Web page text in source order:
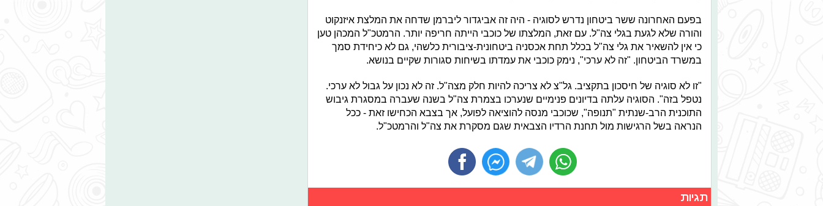
בפעם האחרונה ששר ביטחון נדרש לסוגיה - היה זה אביגדור ליברמן שדחה את המלצת איזנקוט
והורה שלא לגעת בגלי צה"ל. עם זאת, המלצתו של כוכבי הייתה חריפה יותר. הרמטכ"ל המכהן טען
כי אין להשאיר את גלי צה"ל בכלל תחת אכסניה ביטחונית-ציבורית כלשהי, גם לא כיחידת סמך
במשרד הביטחון. "זה לא ערכי", נימק כוכבי את עמדתו בשיחות סגורות שקיים בנושא.
"זו לא סוגיה של חיסכון בתקציב. גל"צ לא צריכה להיות חלק מצה"ל. זה לא נכון על גבול לא ערכי.
נטפל בזה". הסוגיה עלתה בדיונים פנימיים שנערכו בצמרת צה"ל בשנה שעברה במסגרת גיבוש
התוכנית הרב-שנתית "תנופה", שכוכבי מנסה להוציאה לפועל, אך בצבא הכחישו זאת - ככל
הנראה בשל הרגישות מול תחנת הרדיו הצבאית שגם מסקרת את צה"ל והרמטכ"ל.
תגיות